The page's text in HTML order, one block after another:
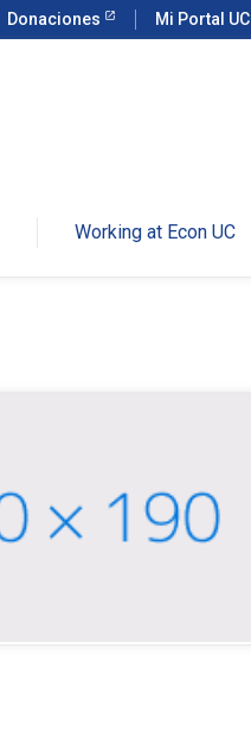
Donaciones Mi Portal UC
Working at Econ UC